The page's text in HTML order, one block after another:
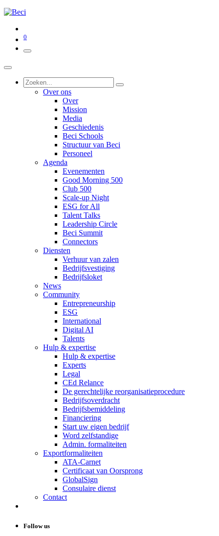
0
Over ons
Over
Mission
Media
Geschiedenis
Beci Schools
Structuur van Beci
Personeel
Agenda
Evenementen
Good Morning 500
Club 500
Scale-up Night
ESG for All
Talent Talks
Leadership Circle
Beci Summit
Connectors
Diensten
Verhuur van zalen
Bedrijfsvestiging
Bedrijfsloket
News
Community
Entrepreneurship
ESG
International
Digital AI
Talents
Hulp & expertise
Hulp & expertise
Experts
Legal
CEd Relance
De gerechtelijke reorganisatieprocedure
Bedrijfsoverdracht
Bedrijfsbemiddeling
Financiering
Start uw eigen bedrijf
Word zelfstandige
Admin. formaliteiten
Exportformaliteiten
ATA-Carnet
Certificaat van Oorsprong
GlobalSign
Consulaire dienst
Contact
Follow us